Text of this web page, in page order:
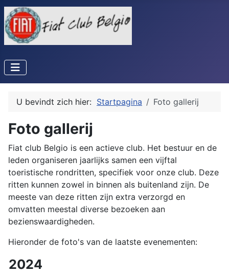
U bevindt zich hier: Startpagina Foto gallerij
Foto gallerij
Fiat club Belgio is een actieve club. Het bestuur en de
leden organiseren jaarlijks samen een vijftal
toeristische rondritten, specifiek voor onze club. Deze
ritten kunnen zowel in binnen als buitenland zijn. De
meeste van deze ritten zijn extra verzorgd en
omvatten meestal diverse bezoeken aan
bezienswaardigheden.
Hieronder de foto's van de laatste evenementen:
2024